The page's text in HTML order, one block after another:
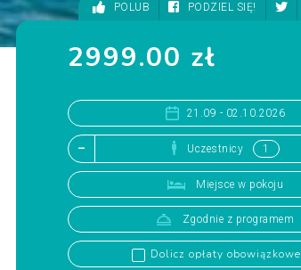
POLUB PODZIEL SIĘ!
2999.00 zł
21.09 - 02.10.2026
Uczestnicy
Miejsce w pokoju
Zgodnie z programem
Dolicz opłaty obowiązkowe